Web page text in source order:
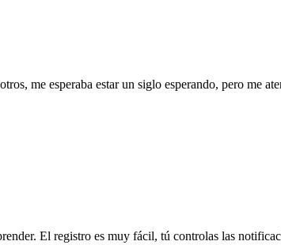
me esperaba estar un siglo esperando, pero me
El registro es muy fácil, tú controlas las